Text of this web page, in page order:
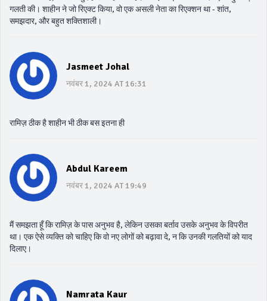
गलती की। शाहीन ने जो रिएक्ट किया, वो एक असली नेता का रिएक्शन था - शांत,
समझदार, और बहुत शक्तिशाली।
Jasmeet Johal
नवंबर 1, 2024 AT 16:31
रामिज़ ठीक है शाहीन भी ठीक बस इतना ही
Abdul Kareem
नवंबर 1, 2024 AT 19:49
मैं समझता हूँ कि रामिज़ के पास अनुभव है, लेकिन उसका बर्ताव उसके अनुभव के विपरीत
था। एक ऐसे व्यक्ति को चाहिए कि वो नए लोगों को बढ़ावा दे, न कि उनकी गलतियों को याद
दिलाए।
Namrata Kaur